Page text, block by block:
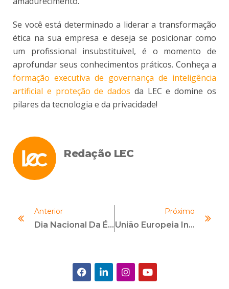
Se você está determinado a liderar a transformação
ética na sua empresa e deseja se posicionar como
um profissional insubstituível, é o momento de
aprofundar seus conhecimentos práticos. Conheça a
formação executiva de governança de inteligência
artificial e proteção de dados da LEC e domine os
pilares da tecnologia e da privacidade!
Redação LEC
Anterior
Dia Nacional Da Ética: Uma Reflexão Necessária Para Fortalecer Relações De Confiança
Próximo
União Europeia Intensifica Combate À Lavagem De Dinheiro Com Pressão Sobre 11 Países